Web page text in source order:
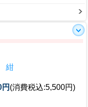
紺
(消費税込:5,500円)